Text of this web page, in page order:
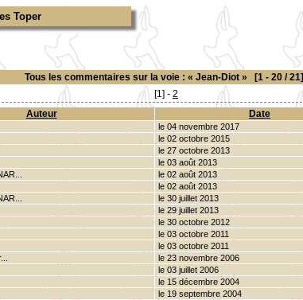
Toper
Tous les commentaires sur la voie : « Jean-Diot » [1 - 20 / 21]
[1] - 2
Auteur Date
le 04 novembre 2017
le 02 octobre 2015
le 27 octobre 2013
le 03 août 2013
le 02 août 2013
le 02 août 2013
le 30 juillet 2013
le 29 juillet 2013
le 30 octobre 2012
le 03 octobre 2011
le 03 octobre 2011
le 23 novembre 2006
le 03 juillet 2006
le 15 décembre 2004
le 19 septembre 2004